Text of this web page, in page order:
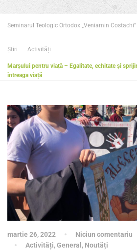
Seminarul Teologic Ortodox „Veniamin
Știri Activități
Marșului pentru viață – Egalitate, echitate și
întreaga viață
martie 26, 2022 Niciun comentariu
Activități,General, Noutăți